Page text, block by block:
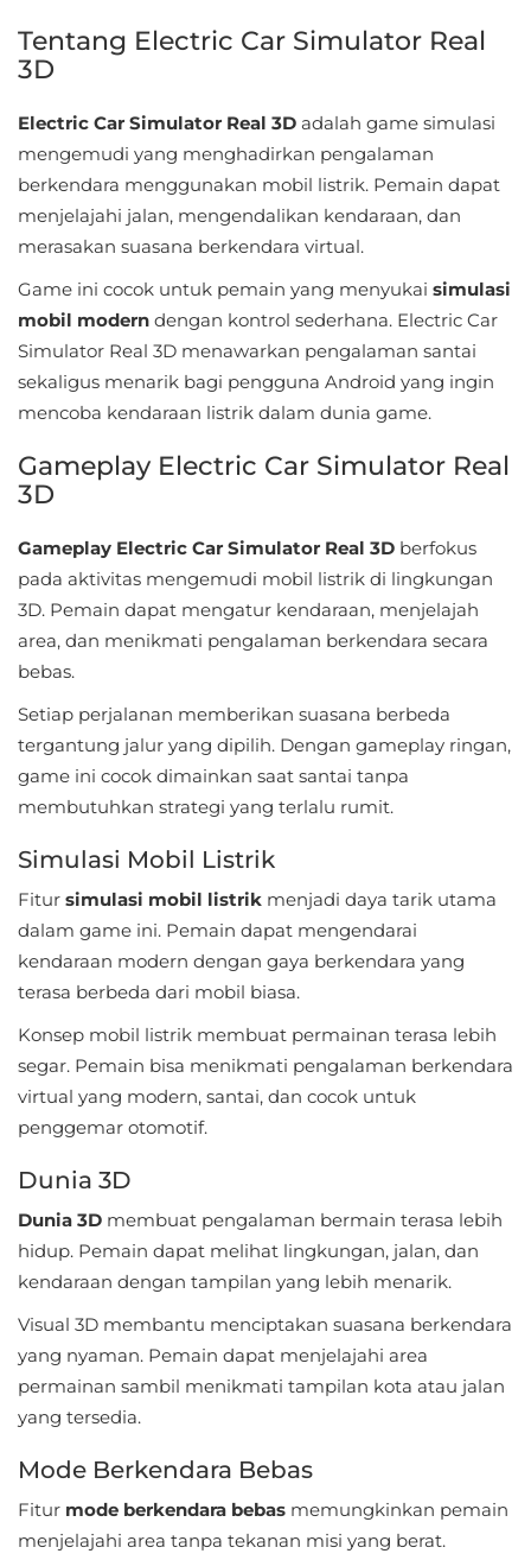
Shooting
Simulation
Standalone
Story-
Driven
Strategi
Trivia
Apps
Art
&
Auto
&
Vehicles
Beauty
Books
&
Reference
Buku
Referensi
Business
Comics
Communication
Dating
Education
Emulator
Finance
Tentang Electric Car Simulator Real
3D
Electric Car Simulator Real 3D adalah game simulasi
mengemudi yang menghadirkan pengalaman
berkendara menggunakan mobil listrik. Pemain dapat
menjelajahi jalan, mengendalikan kendaraan, dan
merasakan suasana berkendara virtual.
Game ini cocok untuk pemain yang menyukai simulasi
mobil modern dengan kontrol sederhana. Electric Car
Simulator Real 3D menawarkan pengalaman santai
sekaligus menarik bagi pengguna Android yang ingin
mencoba kendaraan listrik dalam dunia game.
Gameplay Electric Car Simulator Real
3D
Gameplay Electric Car Simulator Real 3D berfokus
pada aktivitas mengemudi mobil listrik di lingkungan
3D. Pemain dapat mengatur kendaraan, menjelajah
area, dan menikmati pengalaman berkendara secara
bebas.
Setiap perjalanan memberikan suasana berbeda
tergantung jalur yang dipilih. Dengan gameplay ringan,
game ini cocok dimainkan saat santai tanpa
membutuhkan strategi yang terlalu rumit.
Simulasi Mobil Listrik
Fitur simulasi mobil listrik menjadi daya tarik utama
dalam game ini. Pemain dapat mengendarai
kendaraan modern dengan gaya berkendara yang
terasa berbeda dari mobil biasa.
Konsep mobil listrik membuat permainan terasa lebih
segar. Pemain bisa menikmati pengalaman berkendara
virtual yang modern, santai, dan cocok untuk
penggemar otomotif.
Dunia 3D
Dunia 3D membuat pengalaman bermain terasa lebih
hidup. Pemain dapat melihat lingkungan, jalan, dan
kendaraan dengan tampilan yang lebih menarik.
Visual 3D membantu menciptakan suasana berkendara
yang nyaman. Pemain dapat menjelajahi area
permainan sambil menikmati tampilan kota atau jalan
yang tersedia.
Mode Berkendara Bebas
Fitur mode berkendara bebas memungkinkan pemain
menjelajahi area tanpa tekanan misi yang berat.